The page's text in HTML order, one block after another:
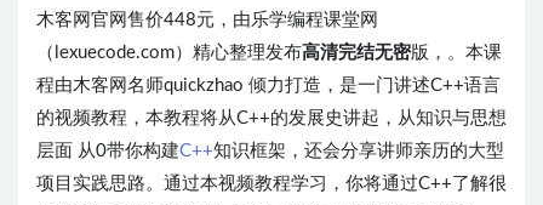
木客网官网售价448元，由乐学编程课堂网
（lexuecode.com）精心整理发布高清完结无密版，。本课
程由木客网名师quickzhao 倾力打造，是一门讲述C++语言
的视频教程，本教程将从C++的发展史讲起，从知识与思想
层面 从0带你构建C++知识框架，还会分享讲师亲历的大型
项目实践思路。通过本视频教程学习，你将通过C++了解很